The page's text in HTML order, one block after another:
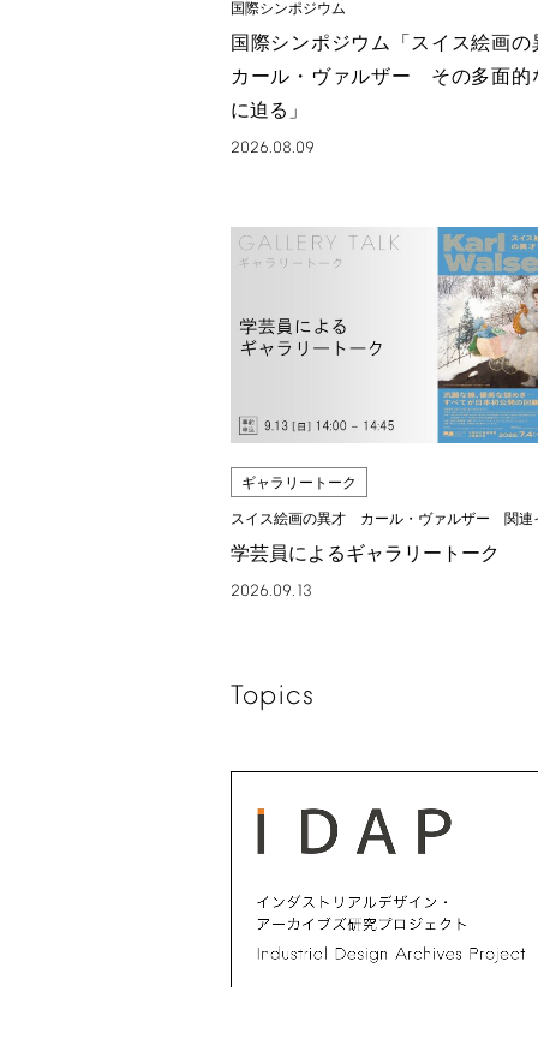
国際シンポジウム
国際シンポジウム「スイス絵画
カール・ヴァルザー その多面的
に迫る」
2026.08.09
ギャラリートーク
スイス絵画の異才 カール・ヴァルザー 関連
学芸員によるギャラリートーク
2026.09.13
Topics